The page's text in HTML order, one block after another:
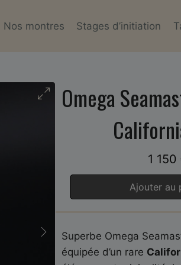
Nos montres Stages d’initiation
Omega
1 150
Ajouter au
Superbe Omega
équipée d’un rare